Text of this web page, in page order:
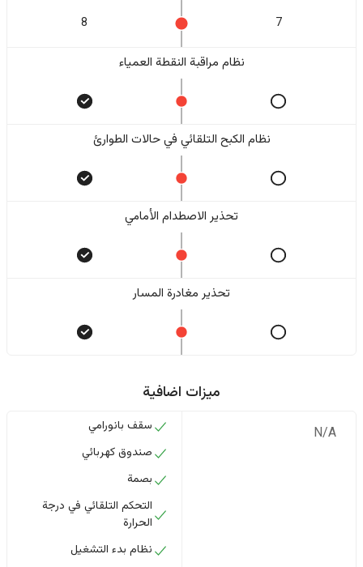
7
8
نظام مراقبة النقطة العمياء
نظام الكبح التلقائي في حالات الطوارئ
تحذير الاصطدام الأمامي
تحذير مغادرة المسار
ميزات اضافية
N/A
سقف بانورامي
صندوق كهربائي
بصمة
التحكم التلقائي في درجة
الحرارة
نظام بدء التشغيل